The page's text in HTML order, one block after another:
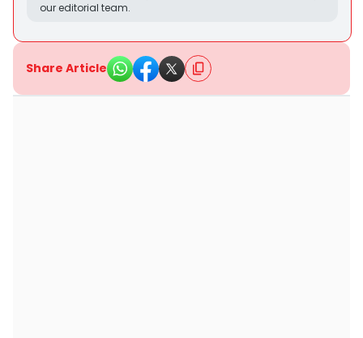
our editorial team.
Share Article